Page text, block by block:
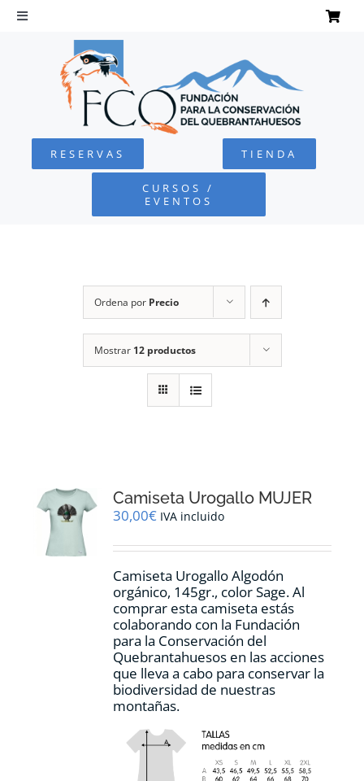
Saltar
Toggle
Navigation
QUEBRANTAHUESOS
FUNDACIÓN
CONTACTO
CARRITO
RESERVAS TIENDA
CURSOS /
EVENTOS
Ordena por Precio
Mostrar 12 productos
Camiseta Urogallo MUJER
30,00€ IVA incluido
Camiseta Urogallo Algodón
orgánico, 145gr., color Sage. Al
comprar esta camiseta estás
colaborando con la Fundación
para la Conservación del
Quebrantahuesos en las acciones
que lleva a cabo para conservar la
biodiversidad de nuestras
montañas.